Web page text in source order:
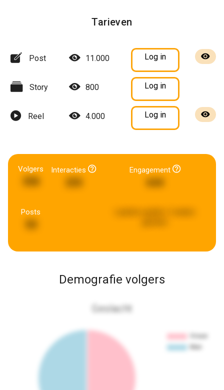
Tarieven
Post 11.000 Log in
Story 800 Log in
Reel 4.000 Log in
Volgers
358
Interacties Engagement
644
Posts
Demografie volgers
Geslacht